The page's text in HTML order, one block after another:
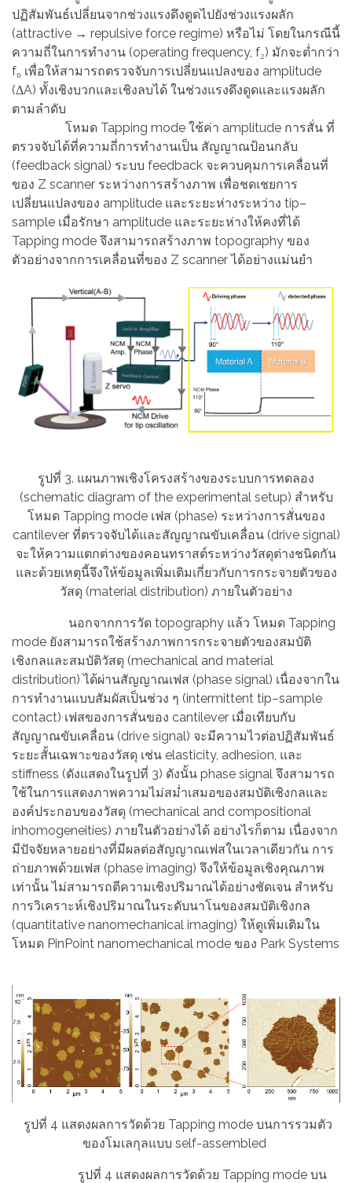
ปฏิสัมพันธ์เปลี่ยนจากช่วงแรงดึงดูดไปยังช่วงแรงผลัก
(attractive → repulsive force regime) หรือไม่ โดยในกรณีนี้
ความถี่ในการทำงาน (operating frequency, f₂) มักจะต่ำกว่า
f₀ เพื่อให้สามารถตรวจจับการเปลี่ยนแปลงของ amplitude
(ΔA) ทั้งเชิงบวกและเชิงลบได้ ในช่วงแรงดึงดูดและแรงผลัก
ตามลำดับ
โหมด Tapping mode ใช้ค่า amplitude การสั่น ที่
ตรวจจับได้ที่ความถี่การทำงานเป็น สัญญาณป้อนกลับ
(feedback signal) ระบบ feedback จะควบคุมการเคลื่อนที่
ของ Z scanner ระหว่างการสร้างภาพ เพื่อชดเชยการ
เปลี่ยนแปลงของ amplitude และระยะห่างระหว่าง tip–
sample เมื่อรักษา amplitude และระยะห่างให้คงที่ได้
Tapping mode จึงสามารถสร้างภาพ topography ของ
ตัวอย่างจากการเคลื่อนที่ของ Z scanner ได้อย่างแม่นยำ
รูปที่ 3. แผนภาพเชิงโครงสร้างของระบบการทดลอง
(schematic diagram of the experimental setup) สำหรับ
โหมด Tapping mode เฟส (phase) ระหว่างการสั่นของ
cantilever ที่ตรวจจับได้และสัญญาณขับเคลื่อน (drive signal)
จะให้ความแตกต่างของคอนทราสต์ระหว่างวัสดุต่างชนิดกัน
และด้วยเหตุนี้จึงให้ข้อมูลเพิ่มเติมเกี่ยวกับการกระจายตัวของ
วัสดุ (material distribution) ภายในตัวอย่าง
นอกจากการวัด topography แล้ว โหมด Tapping
mode ยังสามารถใช้สร้างภาพการกระจายตัวของสมบัติ
เชิงกลและสมบัติวัสดุ (mechanical and material
distribution) ได้ผ่านสัญญาณเฟส (phase signal) เนื่องจากใน
การทำงานแบบสัมผัสเป็นช่วง ๆ (intermittent tip–sample
contact) เฟสของการสั่นของ cantilever เมื่อเทียบกับ
สัญญาณขับเคลื่อน (drive signal) จะมีความไวต่อปฏิสัมพันธ์
ระยะสั้นเฉพาะของวัสดุ เช่น elasticity, adhesion, และ
stiffness (ดังแสดงในรูปที่ 3) ดังนั้น phase signal จึงสามารถ
ใช้ในการแสดงภาพความไม่สม่ำเสมอของสมบัติเชิงกลและ
องค์ประกอบของวัสดุ (mechanical and compositional
inhomogeneities) ภายในตัวอย่างได้ อย่างไรก็ตาม เนื่องจาก
มีปัจจัยหลายอย่างที่มีผลต่อสัญญาณเฟสในเวลาเดียวกัน การ
ถ่ายภาพด้วยเฟส (phase imaging) จึงให้ข้อมูลเชิงคุณภาพ
เท่านั้น ไม่สามารถตีความเชิงปริมาณได้อย่างชัดเจน สำหรับ
การวิเคราะห์เชิงปริมาณในระดับนาโนของสมบัติเชิงกล
(quantitative nanomechanical imaging) ให้ดูเพิ่มเติมใน
โหมด PinPoint nanomechanical mode ของ Park Systems
รูปที่ 4 แสดงผลการวัดด้วย Tapping mode บนการรวมตัว
ของโมเลกุลแบบ self-assembled
รูปที่ 4 แสดงผลการวัดด้วย Tapping mode บน